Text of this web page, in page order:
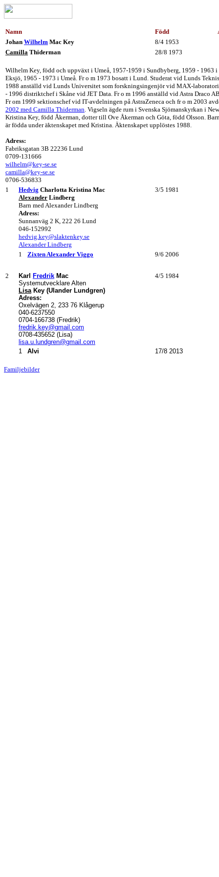
Namn Född
Johan Wilhelm Mac Key
8/4 1953
Camilla Thiderman 28/8 1973
Wilhelm Key, född och uppväxt i Umeå, 1957-1959 i Sundbyberg, 1959 - 1963 i
Eksjö, 1965 - 1973 i Umeå. Fr o m 1973 bosatt i Lund. Studerat vid Lunds
1988 anställd vid Lunds Universitet som forskningsingenjör vid MAX-
- 1996 distriktchef i Skåne vid JET Data. Fr o m 1996 anställd vid Astra Draco
Fr om 1999 sektionschef vid IT-avdelningen på AstraZeneca och fr o m 2003
2002 med Camilla Thiderman. Vigseln ägde rum i Svenska Sjömanskyrkan i
Kristina Key, född Åkerman, dotter till Ove Åkerman och Göta, född Olsson.
är födda under äktenskapet med Kristina. Äktenskapet upplöstes 1988.
Adress:
Fabriksgatan 3B 22236 Lund
0709-131666
wilhelm@key-se.se
camilla@key-se.se
0706-536833
1
Hedvig Charlotta Kristina Mac
Alexander Lindberg
Barn med Alexander Lindberg
Adress:
Sunnanväg 2 K, 222 26 Lund
046-152992
hedvig.key@slaktenkey.se
Alexander Lindberg
3/5 1981
1 ZixtenAlexander Viggo 9/6 2006
2 Karl Fredrik Mac
Systemutvecklare Alten
LisaKey (Ulander Lundgren)
Adress:
Oxelvägen 2, 233 76 Klågerup
040-6237550
0704-166738 (Fredrik)
fredrik.key@gmail.com
0708-435652 (Lisa)
lisa.u.lundgren@gmail.com
4/5 1984
1 Alvi 17/8 2013
Familjebilder